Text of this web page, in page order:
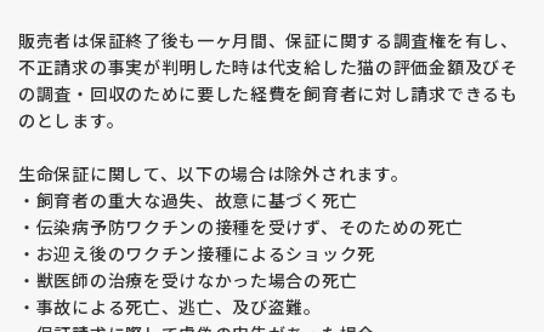
販売者は保証終了後も一ヶ月間、保証に関する調査権を有し、
不正請求の事実が判明した時は代支給した猫の評価金額及びそ
の調査・回収のために要した経費を飼育者に対し請求できるも
のとします。
生命保証に関して、以下の場合は除外されます。
・飼育者の重大な過失、故意に基づく死亡
・伝染病予防ワクチンの接種を受けず、そのための死亡
・お迎え後のワクチン接種によるショック死
・獣医師の治療を受けなかった場合の死亡
・事故による死亡、逃亡、及び盗難。